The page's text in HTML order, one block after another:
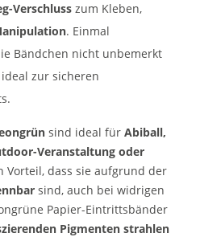
Verschluss zum Kleben,
. Einmal
Bändchen nicht unbemerkt
zur sicheren
sind ideal für Abiball,
Veranstaltung oder
Vorteil, dass sie aufgrund der
sind, auch bei widrigen
Papier-Eintrittsbänder
Pigmenten strahlen